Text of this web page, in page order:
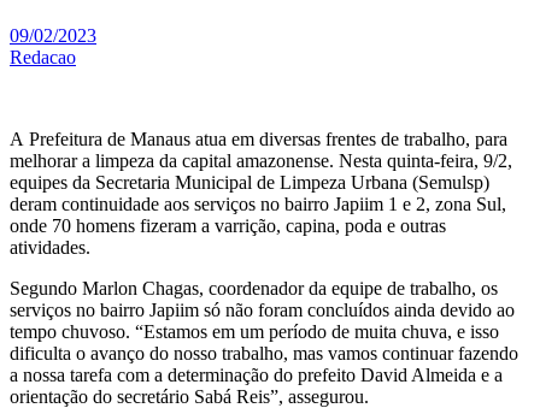
09/02/2023
Redacao
A Prefeitura de Manaus atua em diversas frentes de trabalho, para
melhorar a limpeza da capital amazonense. Nesta quinta-feira, 9/2,
equipes da Secretaria Municipal de Limpeza Urbana (Semulsp)
deram continuidade aos serviços no bairro Japiim 1 e 2, zona Sul,
onde 70 homens fizeram a varrição, capina, poda e outras
atividades.
Segundo Marlon Chagas, coordenador da equipe de trabalho, os
serviços no bairro Japiim só não foram concluídos ainda devido ao
tempo chuvoso. “Estamos em um período de muita chuva, e isso
dificulta o avanço do nosso trabalho, mas vamos continuar fazendo
a nossa tarefa com a determinação do prefeito David Almeida e a
orientação do secretário Sabá Reis”, assegurou.